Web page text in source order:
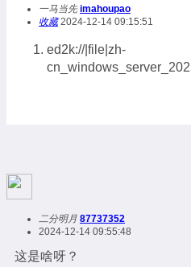
一马当先 imahoupao
收藏2024-12-14 09:15:51
ed2k://|file|zh-
二分明月 87737352
2024-12-14 09:55:48
这是啥呀？